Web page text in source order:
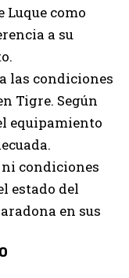
como
a su
las condiciones
Tigre. Según
equipamiento
condiciones
estado del
en sus